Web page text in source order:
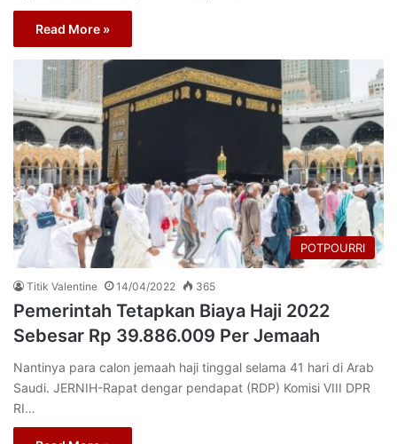
Read More »
POTPOURRI
Titik Valentine 14/04/2022 365
Pemerintah Tetapkan Biaya Haji 2022
Sebesar Rp 39.886.009 Per Jemaah
Nantinya para calon jemaah haji tinggal selama 41 hari di Arab
Saudi. JERNIH-Rapat dengar pendapat (RDP) Komisi VIII DPR
RI…